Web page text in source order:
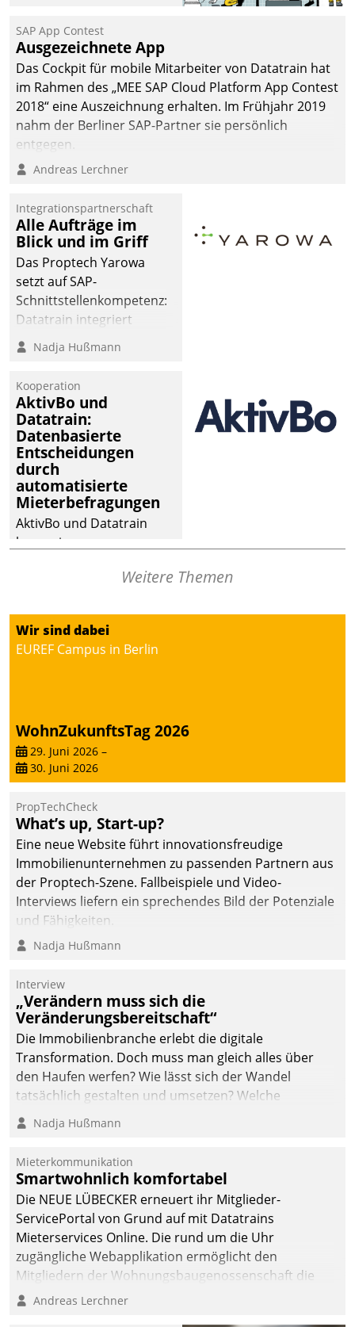
Jahresbeginn eine
Überblick, Einsicht und
Eingriff bietende Lösung.
Zur Entwicklung setzte
man auf
Cloudtechnologie,
bewährte und Startup-
agile Projektmethoden.
SAP App Contest
Ausgezeichnete App
Das Cockpit für mobile Mitarbeiter von Datatrain hat
im Rahmen des „MEE SAP Cloud Platform App Contest
2018“ eine Auszeichnung erhalten. Im Frühjahr 2019
nahm der Berliner SAP-Partner sie persönlich
entgegen.
Andreas Lerchner
Integrationspartnerschaft
Alle Aufträge im
Blick und im Griff
Das Proptech Yarowa
setzt auf SAP-
Schnittstellenkompetenz:
Datatrain integriert
Yarowas Portal zur
Vergabe und Verwaltung
operativen
Instandhaltung in die
SAP-Systemlandschaft
deutscher
Wohnungsunternehmen
– und beschleunigt damit
den Weg vom
Mieteranliegen zum
Dienstleisterauftrag.
Nadja Hußmann
Kooperation
AktivBo und
Datatrain:
Datenbasierte
Entscheidungen
durch
automatisierte
Mieterbefragungen
AktivBo und Datatrain
kooperieren –
profitieren: Die nahtlose
von AktivBo und
Datatrain ermöglicht
automatisiert ausgelöste,
intelligente,
datengestützte
Entscheidungen.
Weitere Themen
Wir sind dabei
EUREF Campus in Berlin
WohnZukunftsTag 2026
29. Juni 2026 –
30. Juni 2026
PropTechCheck
What’s up, Start-up?
Eine neue Website führt innovationsfreudige
Immobilienunternehmen zu passenden Partnern aus
der Proptech-Szene. Fallbeispiele und Video-
Interviews liefern ein sprechendes Bild der Potenziale
und Fähigkeiten.
Nadja Hußmann
Interview
„Verändern muss sich die
Veränderungsbereitschaft“
Die Immobilienbranche erlebt die digitale
Transformation. Doch muss man gleich alles über
den Haufen werfen? Wie lässt sich der Wandel
tatsächlich gestalten und umsetzen? Welche
Argumente zählen wirklich?
Nadja Hußmann
Mieterkommunikation
Smartwohnlich komfortabel
Die NEUE LÜBECKER erneuert ihr Mitglieder-
ServicePortal von Grund auf mit Datatrains
Mieterservices Online. Die rund um die Uhr
zugängliche Webapplikation ermöglicht den
Mitgliedern der Wohnungs­bau­genossenschaft die
Kontaktaufnahme per Smartphone, Tablet oder PC.
Andreas Lerchner